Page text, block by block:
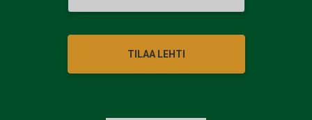
TILAA LEHTI